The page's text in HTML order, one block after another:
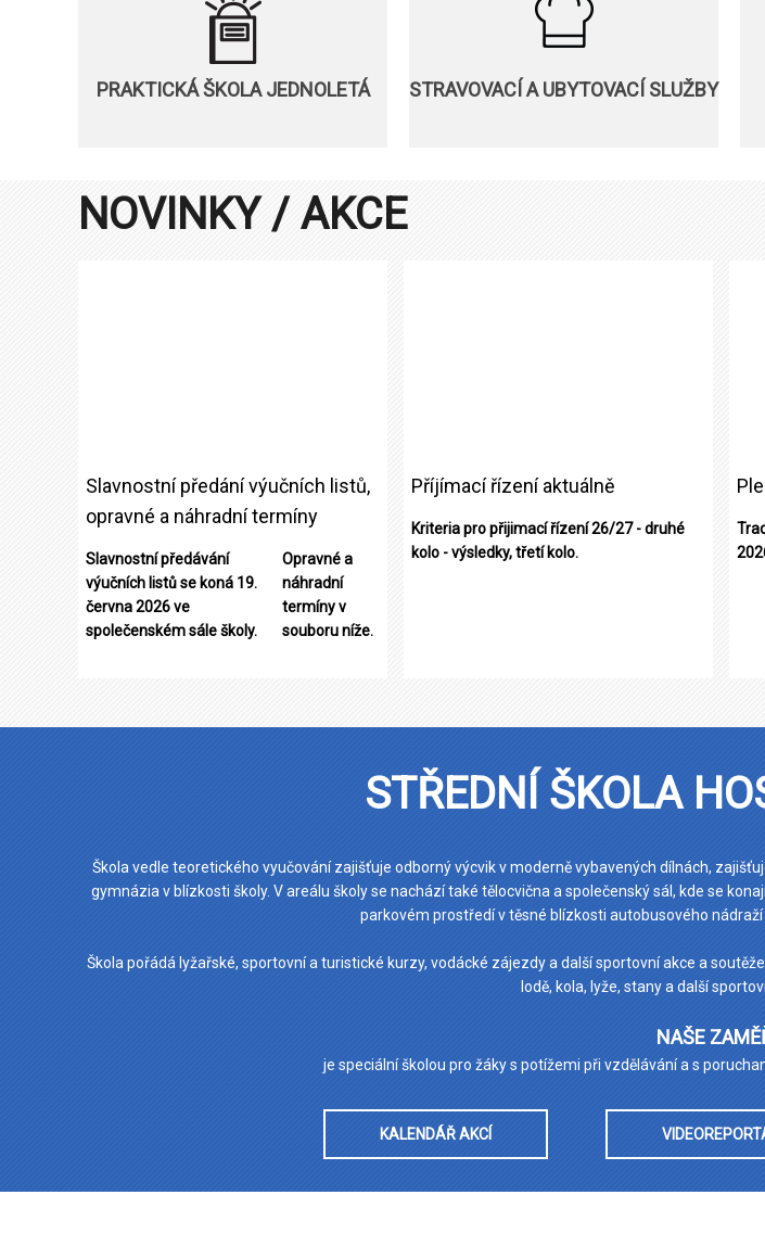
PRAKTICKÁ ŠKOLA JEDNOLETÁ STRAVOVACÍ A UBYTOVACÍ SLUŽBY
NOVINKY / AKCE
Slavnostní předání výučních listů,
opravné a náhradní termíny
Slavnostní předávání
výučních listů se koná 19.
června 2026 ve
společenském sále školy.
Opravné a
náhradní
termíny v
souboru níže.
Příjímací řízení aktuálně
Kriteria pro přijimací řízení 26/27 - druhé
kolo - výsledky, třetí kolo.
STŘEDNÍ ŠKOLA
Škola vedle teoretického vyučování zajišťuje odborný výcvik v moderně vybavených dílnách,
gymnázia v blízkosti školy. V areálu školy se nachází také tělocvična a společenský sál, kde se
parkovém prostředí v těsné blízkosti autobusového
Škola pořádá lyžařské, sportovní a turistické kurzy, vodácké zájezdy a další sportovní akce a
lodě, kola, lyže, stany a další
NAŠE
je speciální školou pro žáky s potížemi při vzdělávání a s
KALENDÁŘ AKCÍ